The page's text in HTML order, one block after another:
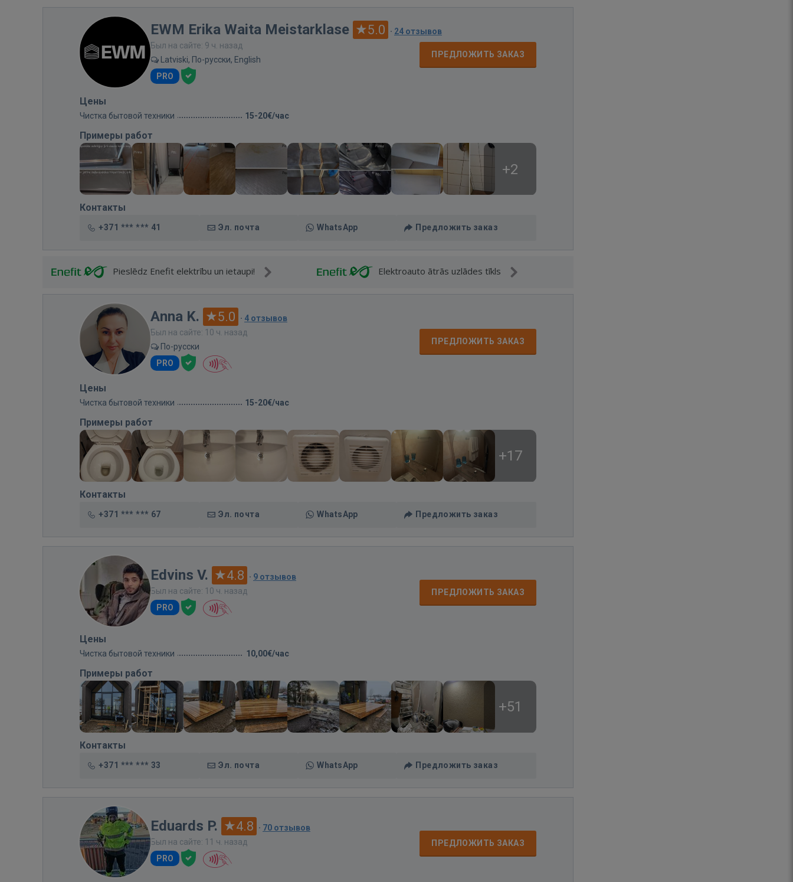
EWM Erika Waita Meistarklase 5.0 · 24 отзывов
Был на сайте: 9 ч. назад
Latviski, По-русски, English
PRO
ПРЕДЛОЖИТЬ ЗАКАЗ
Цены
Чистка бытовой техники 15-20€/час
Примеры работ
+2
Контакты
+371 *** *** 41 Эл. почта WhatsApp Предложить заказ
Pieslēdz Enefit elektrību un ietaupi! Elektroauto ātrās uzlādes tīkls
Anna K. 5.0 · 4 отзывов
Был на сайте: 10 ч. назад
По-русски
PRO
ПРЕДЛОЖИТЬ ЗАКАЗ
Цены
Чистка бытовой техники 15-20€/час
Примеры работ
+17
Контакты
+371 *** *** 67 Эл. почта WhatsApp Предложить заказ
Edvins V. 4.8 · 9 отзывов
Был на сайте: 10 ч. назад
PRO
ПРЕДЛОЖИТЬ ЗАКАЗ
Цены
Чистка бытовой техники 10,00€/час
Примеры работ
+51
Контакты
+371 *** *** 33 Эл. почта WhatsApp Предложить заказ
Eduards P. 4.8 · 70 отзывов
Был на сайте: 11 ч. назад
PRO
ПРЕДЛОЖИТЬ ЗАКАЗ